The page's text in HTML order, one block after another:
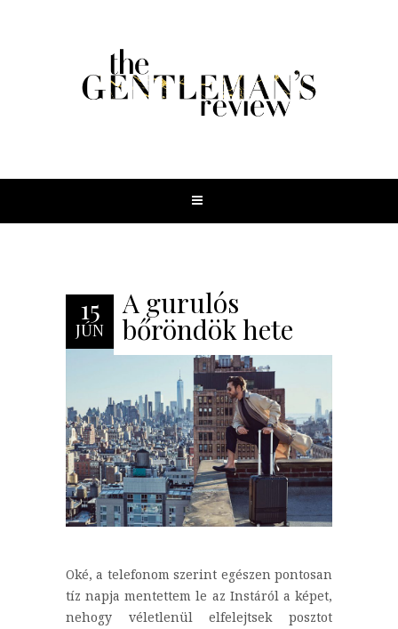
15
JÚN
A gurulós
bőröndök hete
Oké, a telefonom szerint egészen pontosan
tíz napja mentettem le az Instáról a képet,
nehogy véletlenül elfelejtsek posztot